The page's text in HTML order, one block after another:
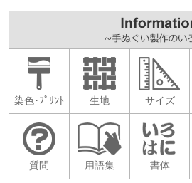
染色･ﾌﾟﾘﾝﾄ 生地 サイズ
質問 用語集 書体